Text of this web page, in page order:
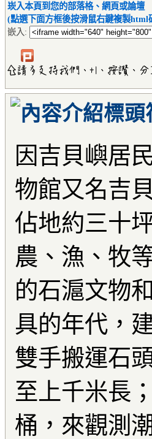
崁入本頁到您的部落格、網頁或論壇
(點選下面方框後按滑鼠右鍵複製html
嵌入:
因吉貝嶼居
物館又名吉
佔地約三十
農、漁、牧
的石滬文物
具的年代，
雙手搬運石
至上千米長
桶，來觀測